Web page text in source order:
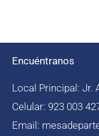
Encuéntranos
Local Principal: Jr.
Celular: 923 003
Email: